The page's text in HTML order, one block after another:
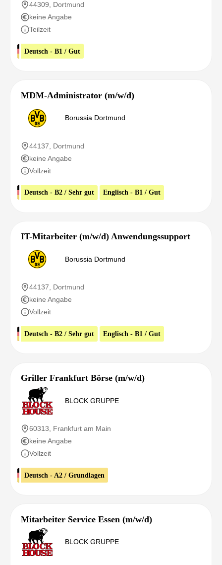
44309, Dortmund
keine Angabe
Teilzeit
Deutsch - B1 / Gut
MDM-Administrator (m/w/d)
Borussia Dortmund
44137, Dortmund
keine Angabe
Vollzeit
Deutsch - B2 / Sehr gut Englisch - B1 / Gut
IT-Mitarbeiter (m/w/d) Anwendungssupport
Borussia Dortmund
44137, Dortmund
keine Angabe
Vollzeit
Deutsch - B2 / Sehr gut Englisch - B1 / Gut
Griller Frankfurt Börse (m/w/d)
BLOCK GRUPPE
60313, Frankfurt am Main
keine Angabe
Vollzeit
Deutsch - A2 / Grundlagen
Mitarbeiter Service Essen (m/w/d)
BLOCK GRUPPE